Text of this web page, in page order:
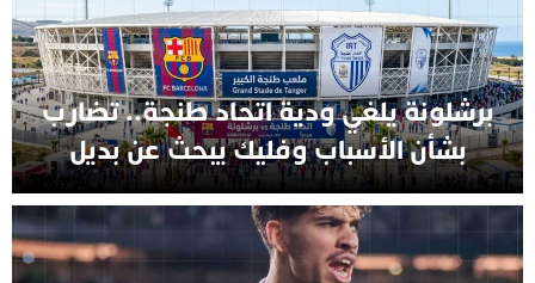
برشلونة يلغي ودية اتحاد طنجة.. تضارب
بشأن الأسباب وفليك يبحث عن بديل